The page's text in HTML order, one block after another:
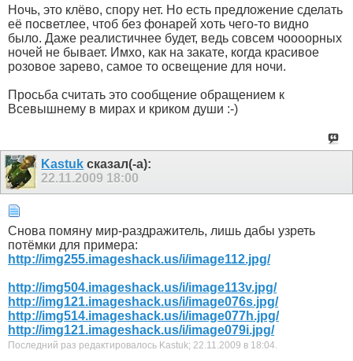
Ночь, это клёво, спору нет. Но есть предложение сделать
её посветлее, чтоб без фонарей хоть чего-то видно
было. Даже реалистичнее будет, ведь совсем чоооорных
ночей не бывает. Имхо, как на закате, когда красивое
розовое зарево, самое то освещение для ночи.
Просьба считать это сообщение обращением к
Всевышнему в мирах и криком души :-)
Kastuk сказал(-а):
22.11.2009 18:00
Снова помяну мир-раздражитель, лишь дабы узреть
потёмки для примера:
http://img255.imageshack.us/i/image112.jpg/
http://img504.imageshack.us/i/image113v.jpg/
http://img121.imageshack.us/i/image076s.jpg/
http://img514.imageshack.us/i/image077h.jpg/
http://img121.imageshack.us/i/image079i.jpg/
Последний раз редактировалось Kastuk; 22.11.2009 в 18:04.